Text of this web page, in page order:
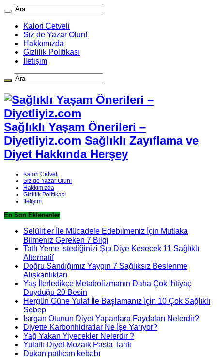
Kalori Cetveli
Siz de Yazar Olun!
Hakkımızda
Gizlilik Politikası
İletişim
Sağlıklı Yaşam Önerileri –
Diyetliyiz.com Sağlıklı Zayıflama ve
Diyet Hakkında Herşey
Kalori Cetveli
Siz de Yazar Olun!
Hakkımızda
Gizlilik Politikası
İletişim
En Son Eklenenler
Selülitler İle Mücadele Edebilmeniz İçin Mutlaka
Bilmeniz Gereken 7 Bilgi
Tatlı Yeme İstediğinizi Şıp Diye Kesecek 11 Sağlıklı
Alternatif
Doğru Sandığımız Yaygın 7 Sağlıksız Beslenme
Alışkanlıkları
Yaş İlerledikçe Metabolizmanın Daha Çok İhtiyaç
Duyduğu 20 Besin
Hergün Güne Yulaf İle Başlamanız İçin 10 Çok Sağlıklı
Sebep
Isırgan Otunun Diyet Yapanlara Faydaları Nelerdir?
Diyette Karbonhidratlar Ne İşe Yarıyor?
Yağ Yakan Yiyecekler Nelerdir ?
Yulaflı Diyet Mozaik Pasta Tarifi
Dukan patlıcan kebabı